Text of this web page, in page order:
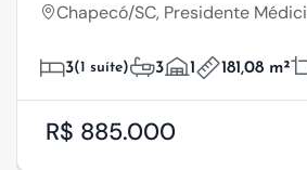
Chapecó/SC, Presidente Médici
3(1 suíte) 3 1 181,08 m²
R$ 885.000